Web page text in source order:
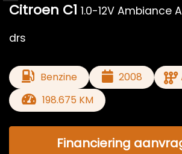
Citroen C1 1.0-12V Ambiance
drs
Benzine 2008
198.675 KM
Financiering